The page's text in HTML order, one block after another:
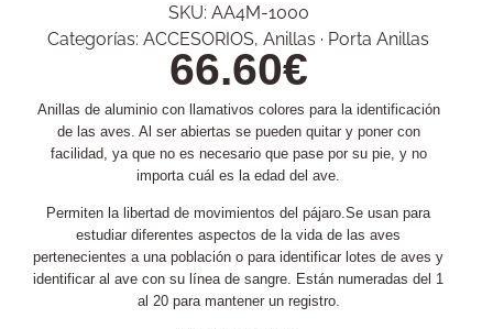
SKU: AA4M-1000
Categorías: ACCESORIOS, Anillas · Porta Anillas
66.60€
Anillas de aluminio con llamativos colores para la identificación
de las aves. Al ser abiertas se pueden quitar y poner con
facilidad, ya que no es necesario que pase por su pie, y no
importa cuál es la edad del ave.
Permiten la libertad de movimientos del pájaro.Se usan para
estudiar diferentes aspectos de la vida de las aves
pertenecientes a una población o para identificar lotes de aves y
identificar al ave con su línea de sangre. Están numeradas del 1
al 20 para mantener un registro.